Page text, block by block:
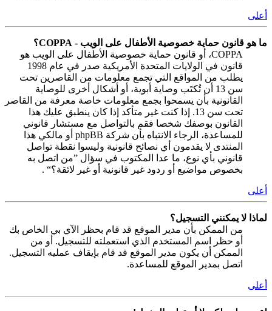
أعلى
ما هو قانون حماية خصوصية الأطفال على الويب - COPPA؟
COPPA، أو قانون حماية خصوصية الأطفال على الويب هو
قانون في الولايات المتحدة الأمريكية صدر في عام 1998
يطلب من المواقع التي تجمع معلومات من القاصرين تحت
سن 13 أن تُكتَب وصاية أبوية، أو أشكال أخرى للوصاية
القانونية بأن يسمحوا بجمع معلومات خاصة معرفة من القاصر
تحت سن 13. إذا كنت غير متأكد إذا كان ينطبق عليك هذا
القانون بوصفك شخصا فقم بالتواصل مع مستشار قانوني
للمساعدة، الرجاء الانتباه بأن شركة phpBB أو مالكي هذا
المنتدى لا يقدمون أي نصائح قانونية وليسوا نقطة تواصل
قانوني بأي نوع، ما عدا المكتوب في سؤال ”من اتصل به
بخصوص مواضيع أو ردود غير قانونية أو غير لائقة؟“ .
أعلى
لماذا لا يمكنني التسجيل؟
من الممكن بأن مدير الموقع قد قام بحظر الآي بي الخاص بك
أو حظر اسم المستخدم الذي استعملته للتسجيل. أو من
الممكن أن يكون مدير الموقع قد قام بإيقاف عمليه التسجيل.
اتصل بمدير الموقع للمساعدة.
أعلى